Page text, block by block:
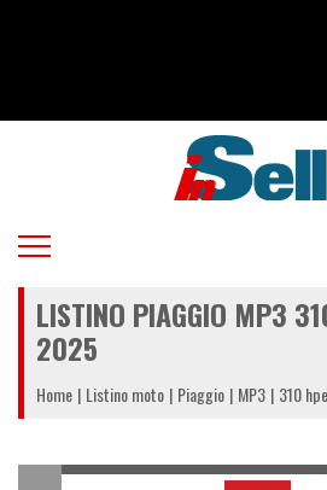
LISTINO PIAGGIO MP3
2025
Home Listino moto Piaggio MP3 310